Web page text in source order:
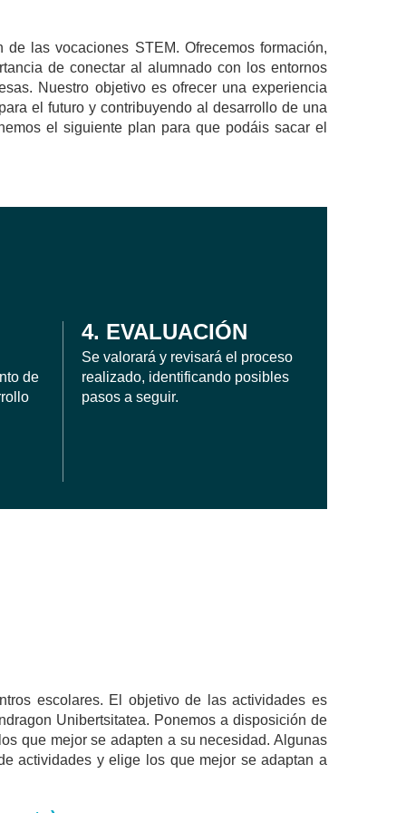
las vocaciones STEM. Ofrecemos formación,
de conectar al alumnado con los entornos
Nuestro objetivo es ofrecer una experiencia
el futuro y contribuyendo al desarrollo de una
el siguiente plan para que podáis sacar el
de
4. EVALUACIÓN
Se valorará y revisará el proceso
realizado, identificando posibles
pasos a seguir.
escolares. El objetivo de las actividades es
Unibertsitatea. Ponemos a disposición de
que mejor se adapten a su necesidad. Algunas
actividades y elige los que mejor se adaptan a